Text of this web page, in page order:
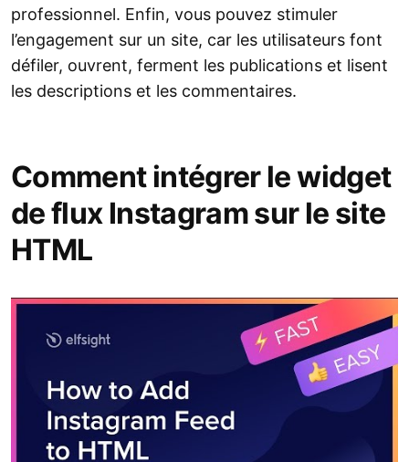
professionnel. Enfin, vous pouvez stimuler
l’engagement sur un site, car les utilisateurs font
défiler, ouvrent, ferment les publications et lisent
les descriptions et les commentaires.
Comment intégrer le widget
de flux Instagram sur le site
HTML